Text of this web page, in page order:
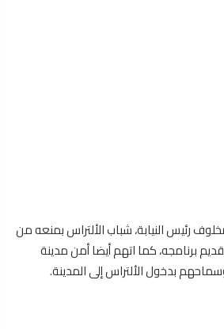
رئيس النيابة، شباب الألتراس بمنعه من
برنامجه، كما اتهم أيضا أمن مدينة
بدخول الألتراس إلى المدينة.